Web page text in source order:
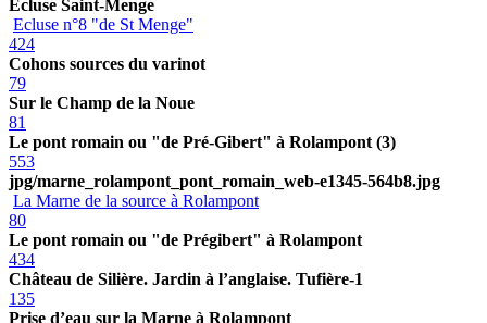
Ecluse Saint-Menge
Ecluse n°8 "de St Menge"
424
Cohons sources du varinot
79
Sur le Champ de la Noue
81
Le pont romain ou "de Pré-Gibert" à Rolampont (3)
553
jpg/marne_rolampont_pont_romain_web-e1345-564b8.jpg
La Marne de la source à Rolampont
80
Le pont romain ou "de Prégibert" à Rolampont
434
Château de Silière. Jardin à l’anglaise. Tufière-1
135
Prise d’eau sur la Marne à Rolampont